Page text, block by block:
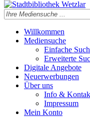
Willkommen
Mediensuche
Einfache
Erweiterte
Digitale Angebote
Neuerwerbungen
Über uns
Info &
Impressum
Mein Konto